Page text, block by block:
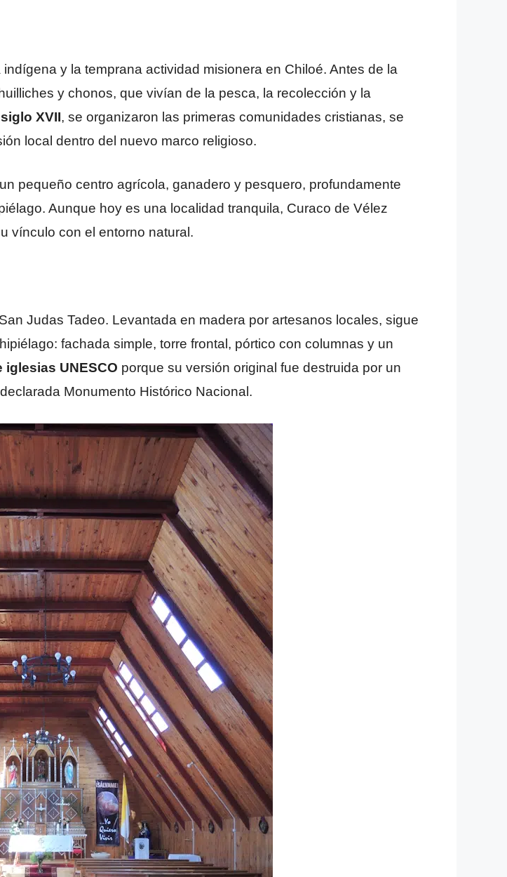
y la temprana actividad misionera en Chiloé. Antes de la
y chonos, que vivían de la pesca, la recolección y la
XVII, se organizaron las primeras comunidades cristianas, se
local dentro del nuevo marco religioso.
pequeño centro agrícola, ganadero y pesquero, profundamente
Aunque hoy es una localidad tranquila, Curaco de Vélez
vínculo con el entorno natural.
Judas Tadeo. Levantada en madera por artesanos locales, sigue
fachada simple, torre frontal, pórtico con columnas y un
UNESCO porque su versión original fue destruida por un
Monumento Histórico Nacional.